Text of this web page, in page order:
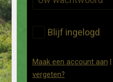
Blijf ingelogd
Maak een account aan
vergeten?